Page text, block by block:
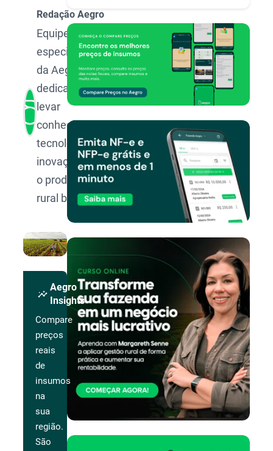
Redação Aegro
Equipe de
especialistas
da Aegro,
dedicada a
levar
conhecimento,
tecnologia e
inovação para
o produtor
rural brasileiro.
insights
Aegro
Insights
Compare
preços
reais
de
insumos
na
sua
região.
São